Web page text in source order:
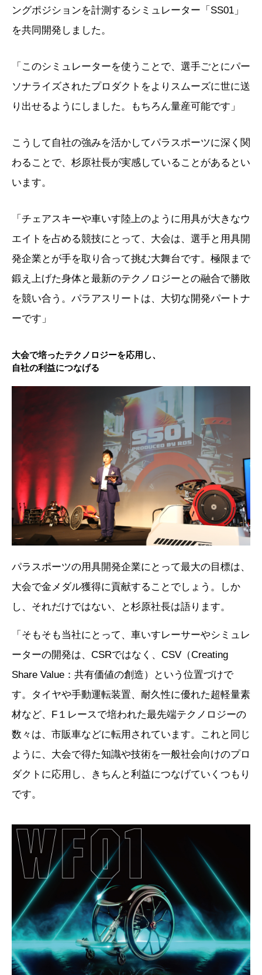
ングポジションを計測するシミュレーター「SS01」
を共同開発しました。
「このシミュレーターを使うことで、選手ごとにパー
ソナライズされたプロダクトをよりスムーズに世に送
り出せるようにしました。もちろん量産可能です」
こうして自社の強みを活かしてパラスポーツに深く関
わることで、杉原社長が実感していることがあるとい
います。
「チェアスキーや車いす陸上のように用具が大きなウ
エイトを占める競技にとって、大会は、選手と用具開
発企業とが手を取り合って挑む大舞台です。極限まで
鍛え上げた身体と最新のテクノロジーとの融合で勝敗
を競い合う。パラアスリートは、大切な開発パートナ
ーです」
大会で培ったテクノロジーを応用し、
自社の利益につなげる
パラスポーツの用具開発企業にとって最大の目標は、
大会で金メダル獲得に貢献することでしょう。しか
し、それだけではない、と杉原社長は語ります。
「そもそも当社にとって、車いすレーサーやシミュレ
ーターの開発は、CSRではなく、CSV（Creating
Share Value：共有価値の創造）という位置づけで
す。タイヤや手動運転装置、耐久性に優れた超軽量素
材など、F１レースで培われた最先端テクノロジーの
数々は、市販車などに転用されています。これと同じ
ように、大会で得た知識や技術を一般社会向けのプロ
ダクトに応用し、きちんと利益につなげていくつもり
です。